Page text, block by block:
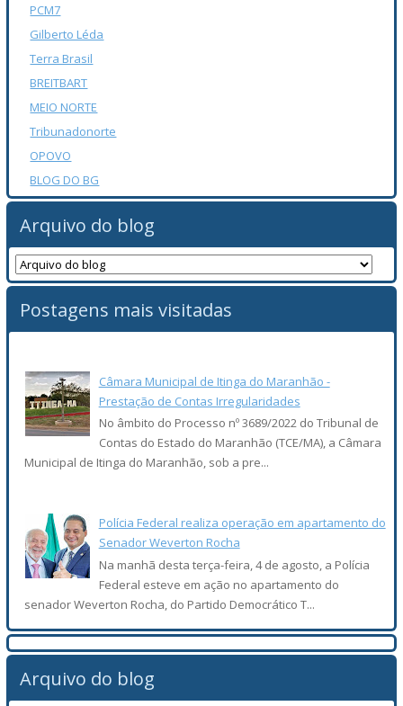
PCM7
Gilberto Léda
Terra Brasil
BREITBART
MEIO NORTE
Tribunadonorte
OPOVO
BLOG DO BG
Arquivo do blog
Postagens mais visitadas
Câmara Municipal de Itinga do Maranhão -
Prestação de Contas Irregularidades
No âmbito do Processo nº 3689/2022 do Tribunal de
Contas do Estado do Maranhão (TCE/MA), a Câmara
Municipal de Itinga do Maranhão, sob a pre...
Polícia Federal realiza operação em apartamento do
Senador Weverton Rocha
Na manhã desta terça-feira, 4 de agosto, a Polícia
Federal esteve em ação no apartamento do
senador Weverton Rocha, do Partido Democrático T...
Arquivo do blog